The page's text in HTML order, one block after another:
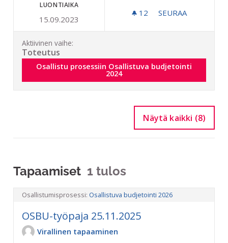
LUONTIAIKA
15.09.2023
12 12 SEURAAJAA
SEURAA
Aktiivinen vaihe:
Toteutus
Osallistu prosessiin Osallistuva budjetointi 2024
Osallistu prosessiin Osallistuva budjetointi
2024
Näytä kaikki (8)
Tapaamiset 1 tulos
Osallistumisprosessi: Osallistuva budjetointi 2026
OSBU-työpaja 25.11.2025
Virallinen tapaaminen